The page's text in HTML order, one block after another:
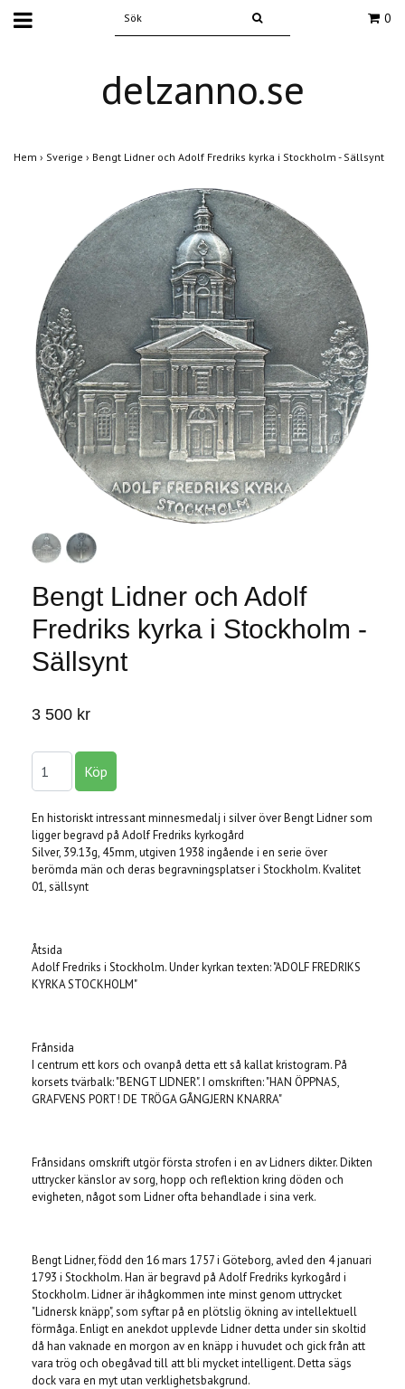
0
delzanno.se
Hem › Sverige › Bengt Lidner och Adolf Fredriks kyrka i Stockholm - Sällsynt
Bengt Lidner och Adolf
Fredriks kyrka i Stockholm -
Sällsynt
3 500 kr
En historiskt intressant minnesmedalj i silver över Bengt Lidner som
ligger begravd på Adolf Fredriks kyrkogård
Silver, 39.13g, 45mm, utgiven 1938 ingående i en serie över
berömda män och deras begravningsplatser i Stockholm. Kvalitet
01, sällsynt
Åtsida
Adolf Fredriks i Stockholm. Under kyrkan texten: "ADOLF FREDRIKS
KYRKA STOCKHOLM"
Frånsida
I centrum ett kors och ovanpå detta ett så kallat kristogram. På
korsets tvärbalk: "BENGT LIDNER". I omskriften: "HAN ÖPPNAS,
GRAFVENS PORT! DE TRÖGA GÅNGJERN KNARRA"
Frånsidans omskrift utgör första strofen i en av Lidners dikter. Dikten
uttrycker känslor av sorg, hopp och reflektion kring döden och
evigheten, något som Lidner ofta behandlade i sina verk.
Bengt Lidner, född den 16 mars 1757 i Göteborg, avled den 4 januari
1793 i Stockholm. Han är begravd på Adolf Fredriks kyrkogård i
Stockholm. Lidner är ihågkommen inte minst genom uttrycket
"Lidnersk knäpp", som syftar på en plötslig ökning av intellektuell
förmåga. Enligt en anekdot upplevde Lidner detta under sin skoltid
då han vaknade en morgon av en knäpp i huvudet och gick från att
vara trög och obegåvad till att bli mycket intelligent. Detta sägs
dock vara en myt utan verklighetsbakgrund.